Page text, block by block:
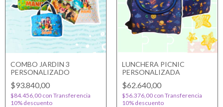
COMBO JARDIN 3
PERSONALIZADO
$93.840,00
$84.456,00 con Transferencia
10% descuento
LUNCHERA PICNIC
PERSONALIZADA
$62.640,00
$56.376,00 con Transferencia
10% descuento